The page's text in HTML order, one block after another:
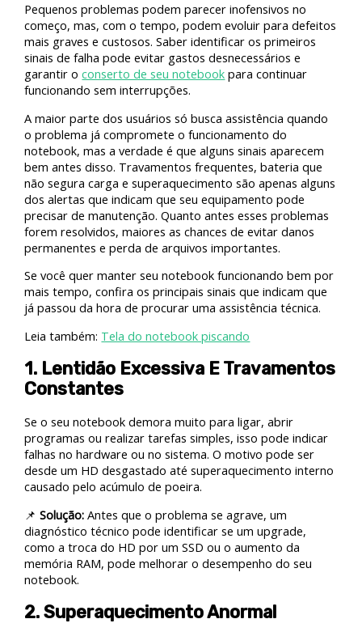
Pequenos problemas podem parecer inofensivos no
começo, mas, com o tempo, podem evoluir para defeitos
mais graves e custosos. Saber identificar os primeiros
sinais de falha pode evitar gastos desnecessários e
garantir oconserto de seu notebook para continuar
funcionando sem interrupções.
A maior parte dos usuários só busca assistência quando
o problema já compromete o funcionamento do
notebook, mas a verdade é que alguns sinais aparecem
bem antes disso. Travamentos frequentes, bateria que
não segura carga e superaquecimento são apenas alguns
dos alertas que indicam que seu equipamento pode
precisar de manutenção. Quanto antes esses problemas
forem resolvidos, maiores as chances de evitar danos
permanentes e perda de arquivos importantes.
Se você quer manter seu notebook funcionando bem por
mais tempo, confira os principais sinais que indicam que
já passou da hora de procurar uma assistência técnica.
Leia também: Tela do notebook piscando
1. Lentidão Excessiva E Travamentos
Constantes
Se o seu notebook demora muito para ligar, abrir
programas ou realizar tarefas simples, isso pode indicar
falhas no hardware ou no sistema. O motivo pode ser
desde um HD desgastado até superaquecimento interno
causado pelo acúmulo de poeira.
📌Solução: Antes que o problema se agrave, um
diagnóstico técnico pode identificar se um upgrade,
como a troca do HD por um SSD ou o aumento da
memória RAM, pode melhorar o desempenho do seu
notebook.
2. Superaquecimento Anormal